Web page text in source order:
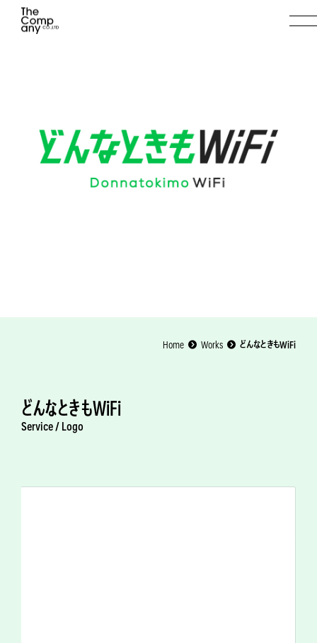
Home Works どんなときもWiFi
どんなときもWiFi
Service / Logo